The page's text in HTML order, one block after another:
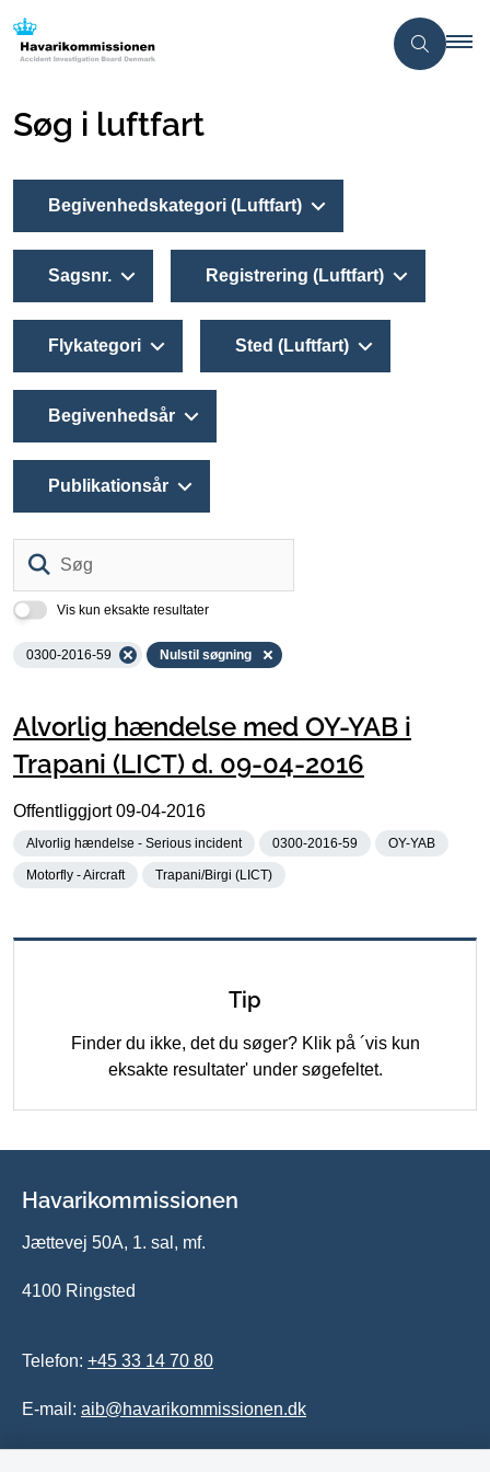
Søg i luftfart
Vis kun eksakte resultater
0300-2016-59 Nulstil søgning
Begivenhedskategori (Luftfart)
Sagsnr. Registrering (Luftfart)
Flykategori Sted (Luftfart)
Begivenhedsår
Publikationsår
Alvorlig hændelse med OY-YAB i
Trapani (LICT) d. 09-04-2016
Offentliggjort09-04-2016
Alvorlig hændelse - Serious incident 0300-2016-59 OY-YAB
Motorfly - Aircraft Trapani/Birgi (LICT)
Tip
Finder du ikke, det du søger? Klik på ´vis kun
eksakte resultater' under søgefeltet.
Havarikommissionen
Jættevej 50A, 1. sal, mf.
4100 Ringsted
Telefon: +45 33 14 70 80
E-mail: aib@havarikommissionen.dk